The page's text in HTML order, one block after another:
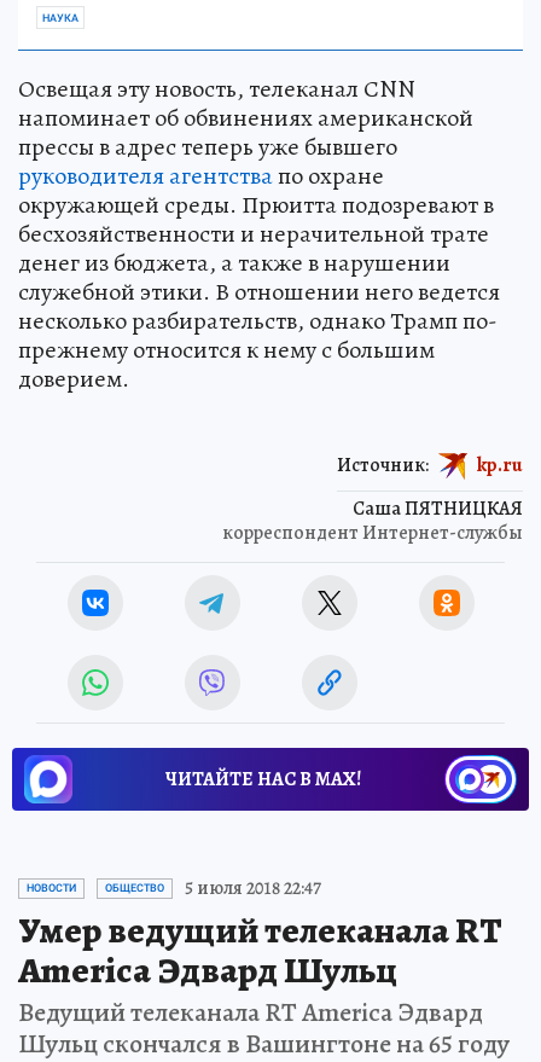
НАУКА
Освещая эту новость, телеканал СNN
напоминает об обвинениях американской
прессы в адрес теперь уже бывшего
руководителя агентствапо охране
окружающей среды. Прюитта подозревают в
бесхозяйственности и нерачительной трате
денег из бюджета, а также в нарушении
служебной этики. В отношении него ведется
несколько разбирательств, однако Трамп по-
прежнему относится к нему с большим
доверием.
Саша ПЯТНИЦКАЯ
корреспондент Интернет-службы
Источник: kp.ru
ЧИТАЙТЕ НАС В МАХ!
НОВОСТИ ОБЩЕСТВО 5 июля 2018 22:47
Умер ведущий телеканала RT
America Эдвард Шульц
Ведущий телеканала RT America Эдвард
Шульц скончался в Вашингтоне на 65 году